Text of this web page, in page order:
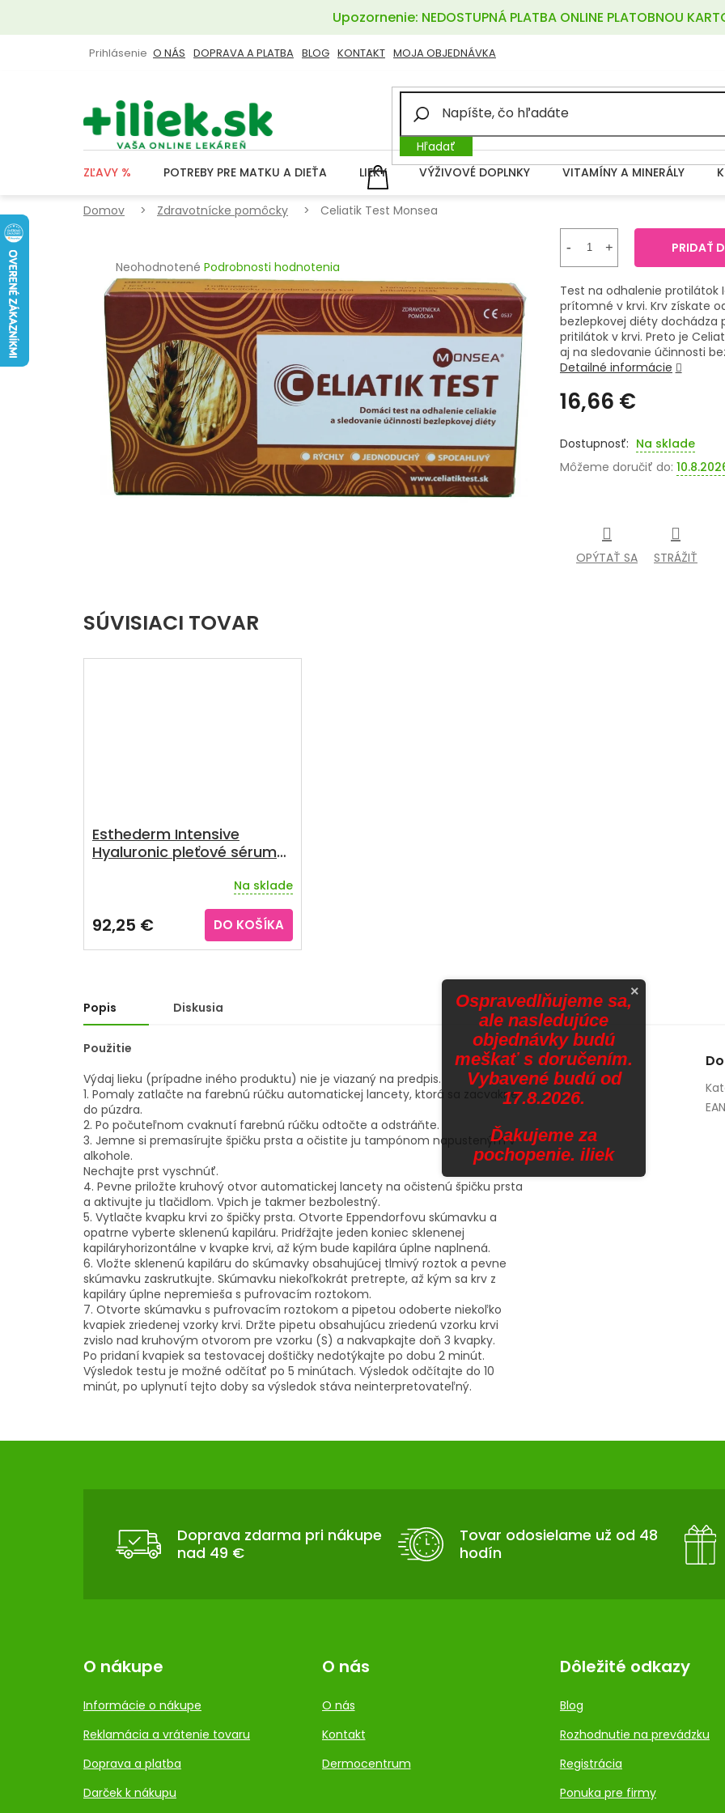
obsah
Upozornenie: NEDOSTUPNÁ PLATBA ONLINE PLATOBNOU
O NÁS DOPRAVA A PLATBA BLOG KONTAKT MOJA OBJEDNÁVKA
Prihlásenie
Hľadať
NÁKUPNÝ
KOŠÍK
ZĽAVY % POTREBY PRE MATKU A DIEŤA LIEKY VÝŽIVOVÉ DOPLNKY VITAMÍNY A MINERÁLY
Domov Zdravotnícke pomôcky Celiatik Test Monsea
Priemerné
hodnotenie
produktu
z
5
hviezdičiek.
Neohodnotené Podrobnosti hodnotenia
16,66 €
cena:
Na sklade
Môžeme doručiť do:
PRIDAŤ
Test na odhalenie protilátok
prítomné v krvi. Krv získate
bezlepkovej diéty dochádza
pritilátok v krvi. Preto je
aj na sledovanie účinnosti
Detailné informácie
OPÝTAŤ SA STRÁŽIŤ
SÚVISIACI TOVAR
Esthederm Intensive
Hyaluronic pleťové sérum
Na sklade
92,25 € DO KOŠÍKA
Popis Diskusia
Použitie
Výdaj lieku (prípadne iného produktu) nie je viazaný na predpis.
1. Pomaly zatlačte na farebnú rúčku automatickej lancety, ktorá sa zacvakne
do púzdra.
2. Po počuteľnom cvaknutí farebnú rúčku odtočte a odstráňte.
3. Jemne si premasírujte špičku prsta a očistite ju tampónom napusteným v
alkohole.
Nechajte prst vyschnúť.
4. Pevne priložte kruhový otvor automatickej lancety na očistenú špičku prsta
a aktivujte ju tlačidlom. Vpich je takmer bezbolestný.
5. Vytlačte kvapku krvi zo špičky prsta. Otvorte Eppendorfovu skúmavku a
opatrne vyberte sklenenú kapiláru. Pridŕžajte jeden koniec sklenenej
kapiláryhorizontálne v kvapke krvi, až kým bude kapilára úplne naplnená.
6. Vložte sklenenú kapiláru do skúmavky obsahujúcej tlmivý roztok a pevne
skúmavku zaskrutkujte. Skúmavku niekoľkokrát pretrepte, až kým sa krv z
kapiláry úplne nepremieša s pufrovacím roztokom.
7. Otvorte skúmavku s pufrovacím roztokom a pipetou odoberte niekoľko
kvapiek zriedenej vzorky krvi. Držte pipetu obsahujúcu zriedenú vzorku krvi
zvislo nad kruhovým otvorom pre vzorku (S) a nakvapkajte doň 3 kvapky.
Po pridaní kvapiek sa testovacej doštičky nedotýkajte po dobu 2 minút.
Výsledok testu je možné odčítať po 5 minútach. Výsledok odčítajte do 10
minút, po uplynutí tejto doby sa výsledok stáva neinterpretovateľný.
EAN
Doprava zdarma pri nákupe
nad 49 €
Tovar odosielame už od 48
hodín
O nákupe
Informácie o nákupe
Reklamácia a vrátenie tovaru
Doprava a platba
Darček k nákupu
O nás
O nás
Kontakt
Dermocentrum
Dôležité odkazy
Blog
Rozhodnutie na prevádzku
Registrácia
Ponuka pre firmy
×
Ospravedlňujeme sa,
ale nasledujúce
objednávky budú
meškať s doručením.
Vybavené budú od
17.8.2026.
Ďakujeme za
pochopenie. iliek